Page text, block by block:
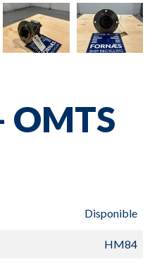
OMTS
Disponible
HM84